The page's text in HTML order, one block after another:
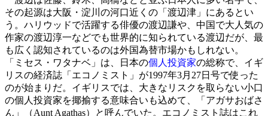
その起源は大阪・淀川の河口近くの「渡辺津」にあるとい
う。ハリウッドで活躍する俳優の渡辺謙や、中国で大人気の
作家の渡辺淳一などでも世界的に知られている渡辺だが、最
も広く認知されているのは外国為替市場かもしれない。
「ミセス・ワタナベ」は、日本の個人投資家の総称で、イギ
リスの経済誌「エコノミスト」が1997年3月27日号で使った
のが始まりだ。イギリスでは、大きなリスクを取らない小口
の個人投資家を揶揄する意味合いも込めて、「アガサおばさ
ん」（Aunt Agathas）と呼んでいた。エコノミスト誌はこれ